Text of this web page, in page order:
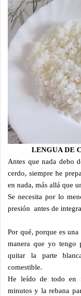
LENGUA DE
Antes que nada debo
cerdo, siempre he
en nada, más allá que
Se necesita por lo
presión antes de
Por qué, porque es
manera que yo tengo
quitar la parte
comestible.
He leído de todo en
minutos y la rebana